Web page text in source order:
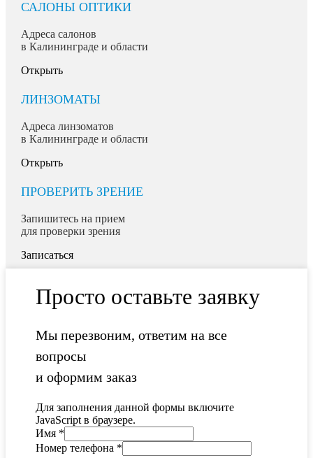
САЛОНЫ ОПТИКИ
Адреса салонов
в Калининграде и области
Открыть
ЛИНЗОМАТЫ
Адреса линзоматов
в Калининграде и области
Открыть
ПРОВЕРИТЬ ЗРЕНИЕ
Запишитесь на прием
для проверки зрения
Записаться
Просто оставьте заявку
Мы перезвоним, ответим на все
вопросы
и оформим заказ
Для заполнения данной формы включите
JavaScript в браузере.
Имя *
Номер телефона *